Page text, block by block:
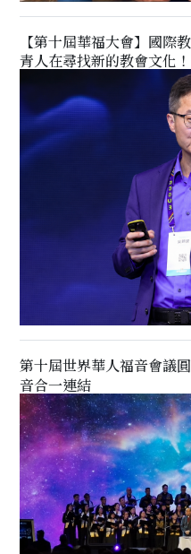
【第十屆華福大會】國際
青人在尋找新的教會文化！
第十屆世界華人福音會議
音合一連結